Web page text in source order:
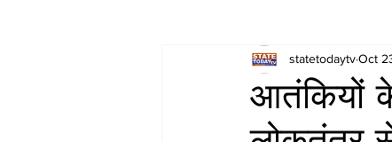
आतंकियों
statetodaytvOct